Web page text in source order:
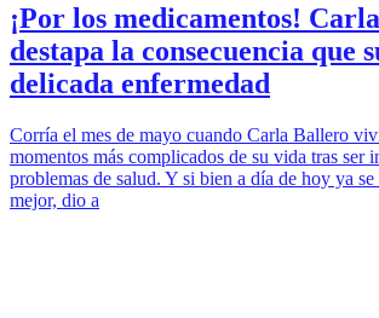
¡Por los medicamentos!
destapa la consecuencia que
delicada enfermedad
Corría el mes de mayo cuando Carla Ballero
momentos más complicados de su vida tras ser
problemas de salud. Y si bien a día de hoy ya
mejor, dio a